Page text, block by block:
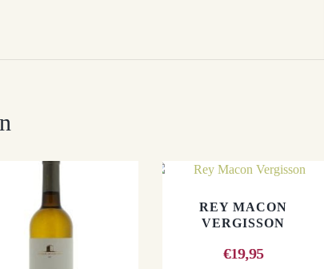
REY MACON
VERGISSON
€19,95